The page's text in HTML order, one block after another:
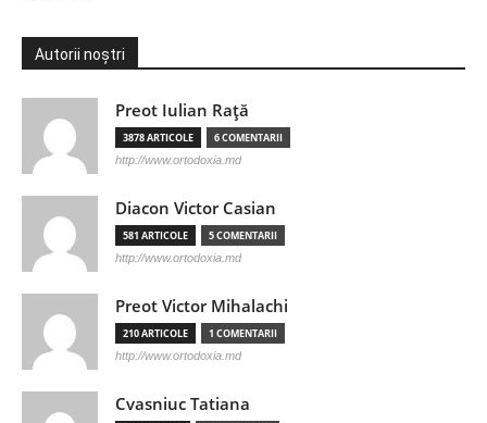
Autorii noștri
Preot Iulian Raţă
3878 ARTICOLE 6 COMENTARII
http://www.ortodoxia.md
Diacon Victor Casian
581 ARTICOLE 5 COMENTARII
http://www.ortodoxia.md
Preot Victor Mihalachi
210 ARTICOLE 1 COMENTARII
http://www.ortodoxia.md
Cvasniuc Tatiana